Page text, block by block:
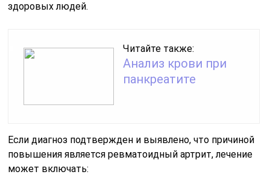
здоровых людей.
Читайте также:
Анализ крови при
панкреатите
Если диагноз подтвержден и выявлено, что причиной
повышения является ревматоидный артрит, лечение
может включать: